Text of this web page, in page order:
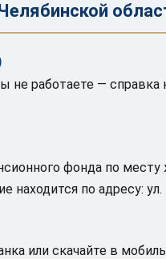
не работаете —
фонда по месту
находится по адресу:
или скачайте в